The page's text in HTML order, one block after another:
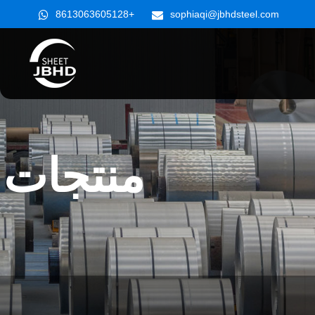
+8613063605128 sophiaqi@jbhdsteel.com
منتجات